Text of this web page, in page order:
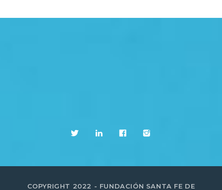
COPYRIGHT 2022 - FUNDACIÓN SANTA FE DE